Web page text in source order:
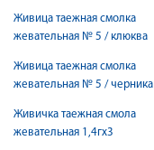
Живица таежная смолка
жевательная № 5 / клюква
Живица таежная смолка
жевательная № 5 / черника
Живичка таежная смола
жевательная 1,4гх3